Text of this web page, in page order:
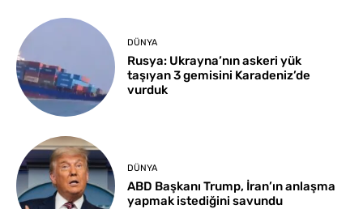
DÜNYA
Rusya: Ukrayna’nın askeri yük
taşıyan 3 gemisini Karadeniz’de
vurduk
DÜNYA
ABD Başkanı Trump, İran’ın anlaşma
yapmak istediğini savundu